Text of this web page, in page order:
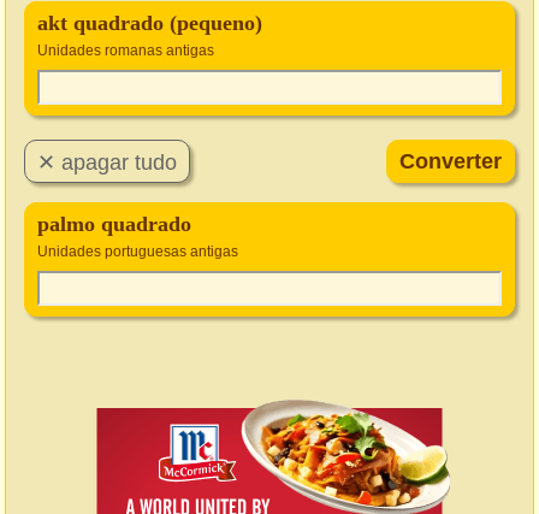
akt quadrado (pequeno)
Unidades romanas antigas
palmo quadrado
Unidades portuguesas antigas